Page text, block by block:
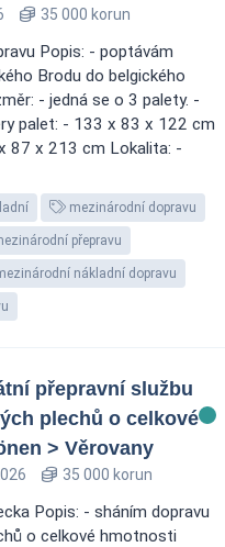
35 000 korun
Popis: - poptávám
Brodu do belgického
- jedná se o 3 palety. -
palet: - 133 x 83 x 122 cm
87 x 213 cm Lokalita: -
mezinárodní dopravu
přepravu
nákladní dopravu
přepravní službu
plechů o celkové
> Věrovany
35 000 korun
Popis: - sháním dopravu
o celkové hmotnosti